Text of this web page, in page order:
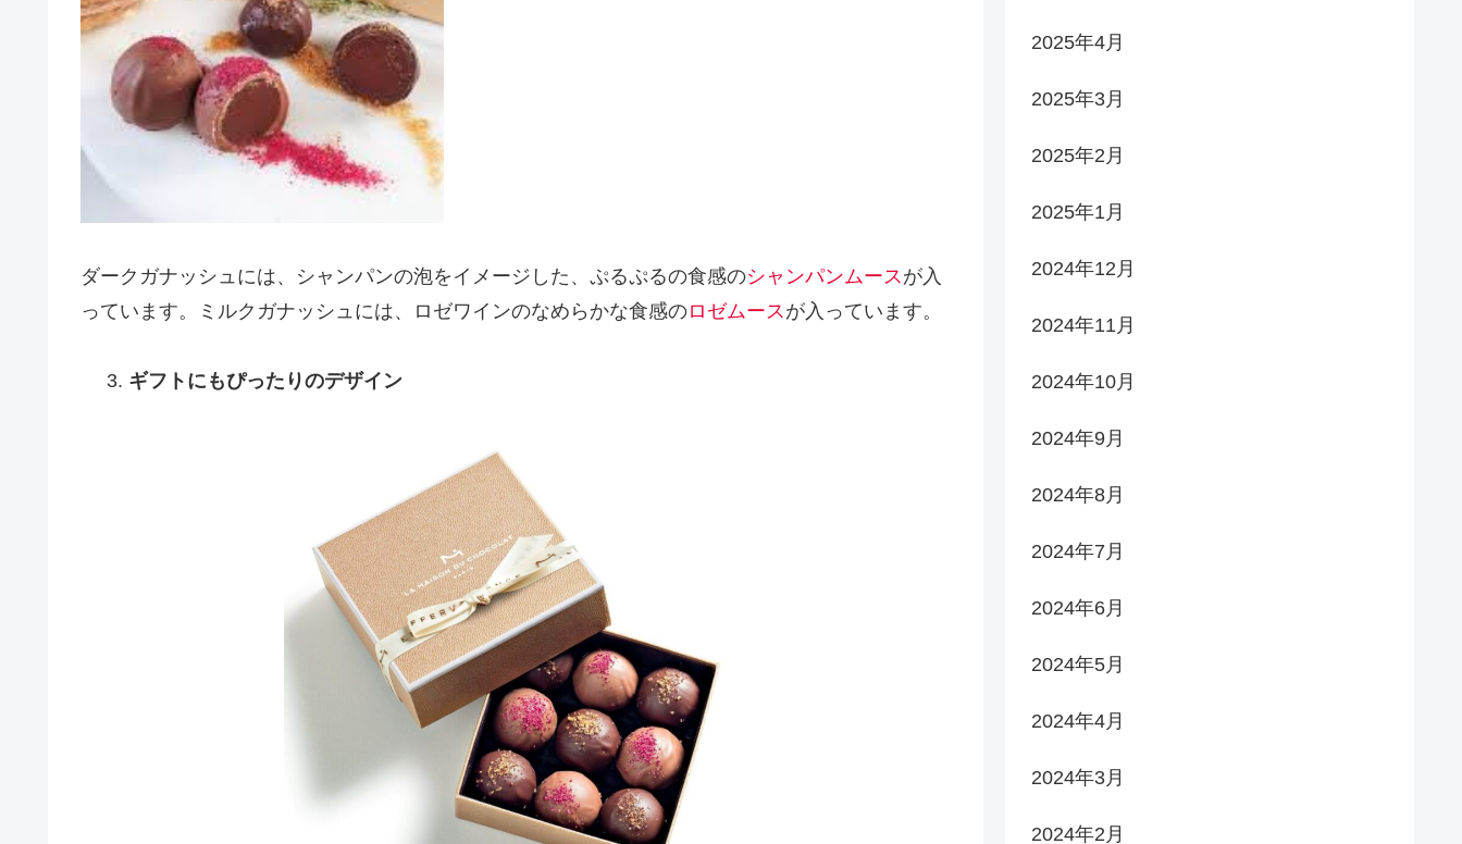
ダークガナッシュには、シャンパンの泡をイメージした、ぷるぷるの食感のシャンパンムース が入
っています。ミルクガナッシュには、ロゼワインのなめらかな食感のロゼムース が入っています。
ギフトにもぴったりのデザイン
2025年4月
2025年3月
2025年2月
2025年1月
2024年12月
2024年11月
2024年10月
2024年9月
2024年8月
2024年7月
2024年6月
2024年5月
2024年4月
2024年3月
2024年2月